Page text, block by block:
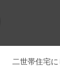
二世帯住宅